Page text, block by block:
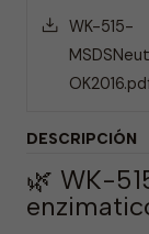
WK-515-
DESCRIPCIÓN
🌿 WK-